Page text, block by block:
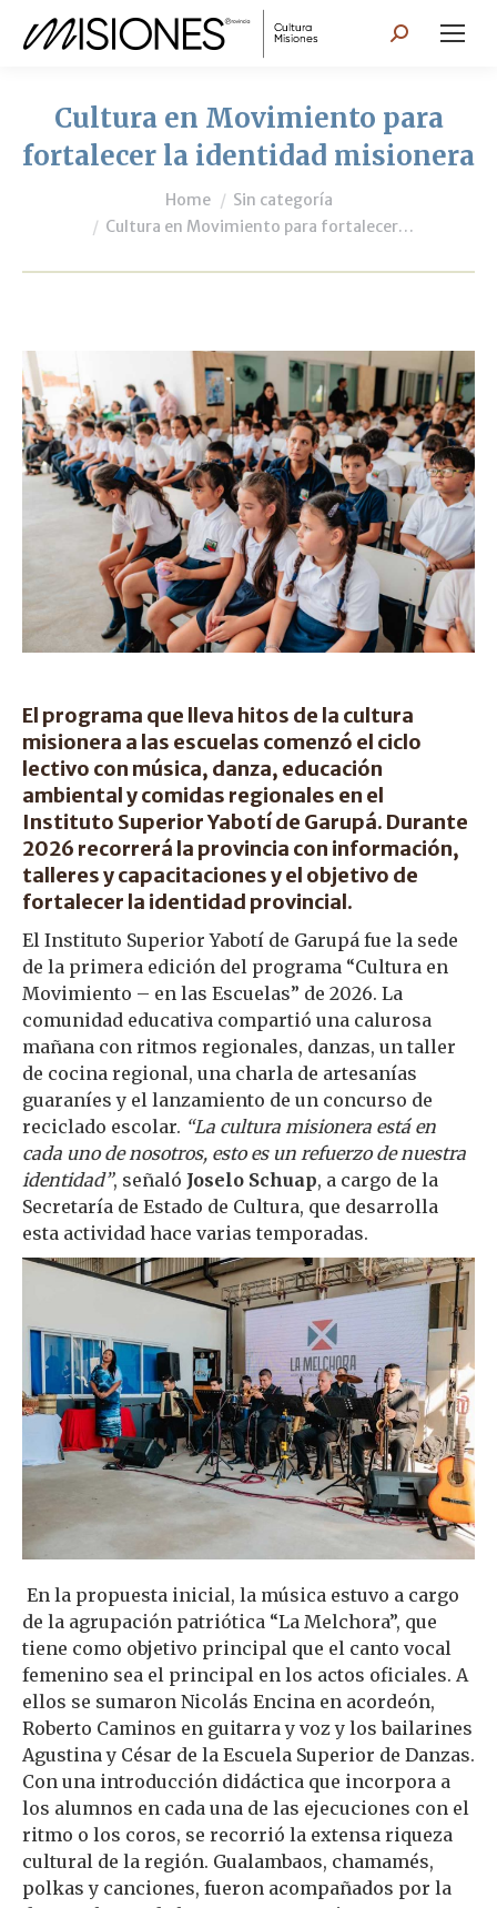
Search:
Cultura en Movimiento para
fortalecer la identidad misionera
Home
Sin categoría
Cultura en Movimiento para fortalecer…
El programa que lleva hitos de la cultura
misionera a las escuelas comenzó el ciclo
lectivo con música, danza, educación
ambiental y comidas regionales en el
Instituto Superior Yabotí de Garupá. Durante
2026 recorrerá la provincia con información,
talleres y capacitaciones y el objetivo de
fortalecer la identidad provincial.
El Instituto Superior Yabotí de Garupá fue la sede
de la primera edición del programa “Cultura en
Movimiento – en las Escuelas” de 2026. La
comunidad educativa compartió una calurosa
mañana con ritmos regionales, danzas, un taller
de cocina regional, una charla de artesanías
guaraníes y el lanzamiento de un concurso de
reciclado escolar. “La cultura misionera está en
cada uno de nosotros, esto es un refuerzo de nuestra
identidad”, señaló Joselo Schuap, a cargo de la
Secretaría de Estado de Cultura, que desarrolla
esta actividad hace varias temporadas.
En la propuesta inicial, la música estuvo a cargo
de la agrupación patriótica “La Melchora”, que
tiene como objetivo principal que el canto vocal
femenino sea el principal en los actos oficiales. A
ellos se sumaron Nicolás Encina en acordeón,
Roberto Caminos en guitarra y voz y los bailarines
Agustina y César de la Escuela Superior de Danzas.
Con una introducción didáctica que incorpora a
los alumnos en cada una de las ejecuciones con el
ritmo o los coros, se recorrió la extensa riqueza
cultural de la región. Gualambaos, chamamés,
polkas y canciones, fueron acompañados por la